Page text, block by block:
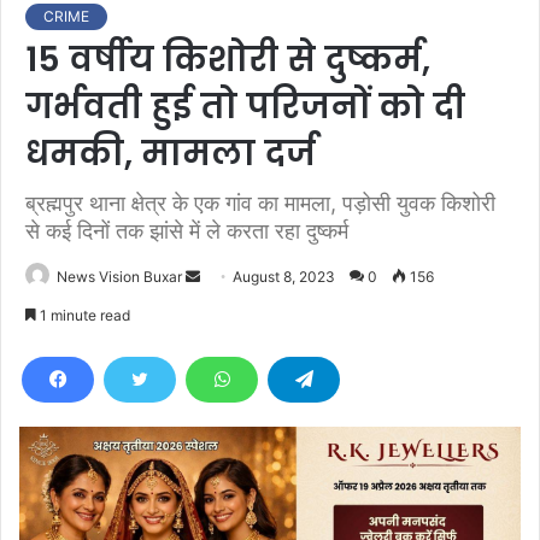
CRIME
15 वर्षीय किशोरी से दुष्कर्म,
गर्भवती हुई तो परिजनों को दी
धमकी, मामला दर्ज
ब्रह्मपुर थाना क्षेत्र के एक गांव का मामला, पड़ोसी युवक किशोरी
से कई दिनों तक झांसे में ले करता रहा दुष्कर्म
News Vision Buxar
d
e
m
a
August 8, 2023 0 156
1 minute read